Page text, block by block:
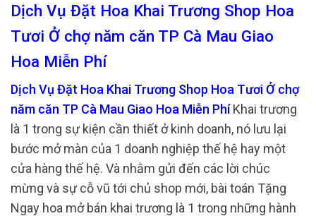
Dịch Vụ Đặt Hoa Khai Trương Shop Hoa
Tươi Ở chợ năm căn TP Cà Mau Giao
Hoa Miễn Phí
Dịch Vụ Đặt Hoa Khai Trương Shop Hoa Tươi Ở chợ
năm căn TP Cà Mau Giao Hoa Miễn PhíKhai trương
là 1 trong sự kiện cần thiết ở kinh doanh, nó lưu lại
bước mở màn của 1 doanh nghiệp thế hệ hay một
cửa hàng thế hệ. Và nhằm gửi đến các lời chúc
mừng và sự cỗ vũ tới chủ shop mới, bài toán Tặng
Ngay hoa mở bán khai trương là 1 trong những hành